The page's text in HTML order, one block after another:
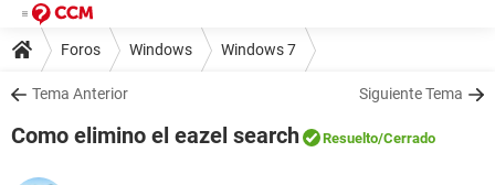
Foros Windows Windows 7
Tema Anterior Siguiente Tema
Como elimino el eazel search Resuelto/Cerrado